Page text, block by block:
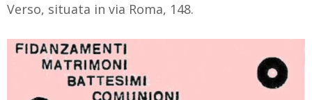
Verso, situata in via Roma, 148.